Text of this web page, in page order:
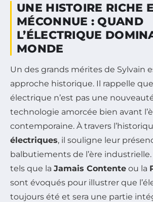
UNE HISTOIRE RICHE
MÉCONNUE : QUAND
L’ÉLECTRIQUE
MONDE
Un des grands mérites de Sylvain
approche historique. Il rappelle
électrique n’est pas une
technologie amorcée bien avant
contemporaine. À travers
électriques, il souligne leur
balbutiements de l’ère
tels que la Jamais Contente ou la
sont évoqués pour illustrer que
toujours été et sera une partie